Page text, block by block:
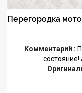
Перегородка
Комментарий :
состояние!